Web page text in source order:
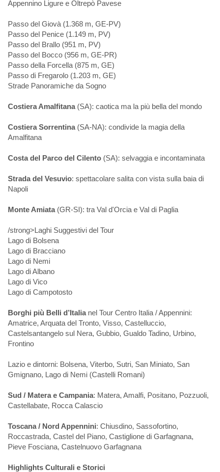
Appennino Ligure e Oltrepò Pavese
Passo del Giovà (1.368 m, GE-PV)
Passo del Penice (1.149 m, PV)
Passo del Brallo (951 m, PV)
Passo del Bocco (956 m, GE-PR)
Passo della Forcella (875 m, GE)
Passo di Fregarolo (1.203 m, GE)
Strade Panoramiche da Sogno
Costiera Amalfitana(SA): caotica ma la più bella del mondo
Costiera Sorrentina(SA-NA): condivide la magia della
Amalfitana
Costa del Parco del Cilento(SA): selvaggia e incontaminata
Strada del Vesuvio: spettacolare salita con vista sulla baia di
Napoli
Monte Amiata(GR-SI): tra Val d'Orcia e Val di Paglia
/strong>Laghi Suggestivi del Tour
Lago di Bolsena
Lago di Bracciano
Lago di Nemi
Lago di Albano
Lago di Vico
Lago di Campotosto
Borghi più Belli d’Italianel Tour Centro Italia / Appennini:
Amatrice, Arquata del Tronto, Visso, Castelluccio,
Castelsantangelo sul Nera, Gubbio, Gualdo Tadino, Urbino,
Frontino
Lazio e dintorni: Bolsena, Viterbo, Sutri, San Miniato, San
Gmignano, Lago di Nemi (Castelli Romani)
Sud / Matera e Campania: Matera, Amalfi, Positano, Pozzuoli,
Castellabate, Rocca Calascio
Toscana / Nord Appennini: Chiusdino, Sassofortino,
Roccastrada, Castel del Piano, Castiglione di Garfagnana,
Pieve Fosciana, Castelnuovo Garfagnana
Highlights Culturali e Storici